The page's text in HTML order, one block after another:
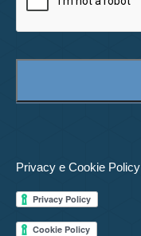
Privacy e Cookie Policy